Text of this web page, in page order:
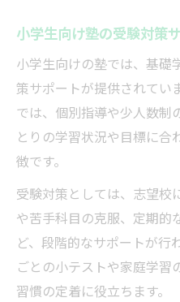
小学生向け塾の受験対策
小学生向けの塾では、基礎
策サポートが提供されてい
では、個別指導や少人数制
とりの学習状況や目標に合
徴です。
受験対策としては、志望校
や苦手科目の克服、定期的
ど、段階的なサポートが行
ごとの小テストや家庭学習
習慣の定着に役立ちます。